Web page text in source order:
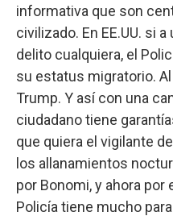
informativa que son
civilizado. En EE.UU. si
delito cualquiera, el
su estatus migratorio.
Trump. Y así con una
ciudadano tiene
que quiera el vigilante
los allanamientos
por Bonomi, y ahora por
Policía tiene mucho